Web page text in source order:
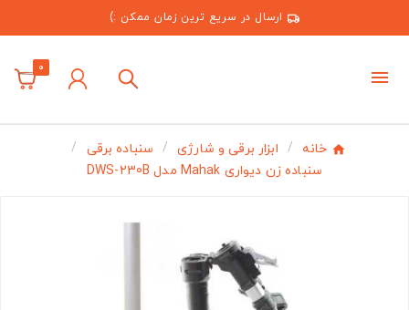
ارسال در سریع ترین زمان ممکن :)
0
خانه ابزار برقی و شارژی
سنباده برقی
سنباده زن دیواری Mahak مدل DWS-230B